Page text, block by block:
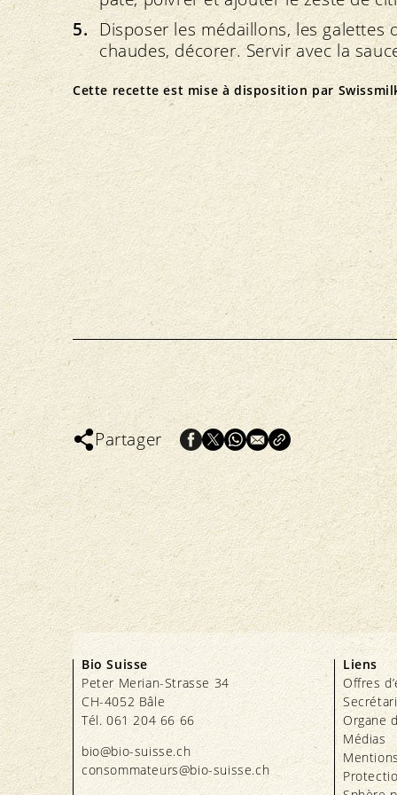
Disposer les médaillons, les galettes
chaudes, décorer. Servir avec la
Cette recette est mise à disposition par
Partager
Bio Suisse
Peter Merian-Strasse 34
CH-4052 Bâle
Tél. 061 204 66 66
bio@bio-suisse.ch
consommateurs@bio-suisse.ch
Liens
Offres
Organe
Médias